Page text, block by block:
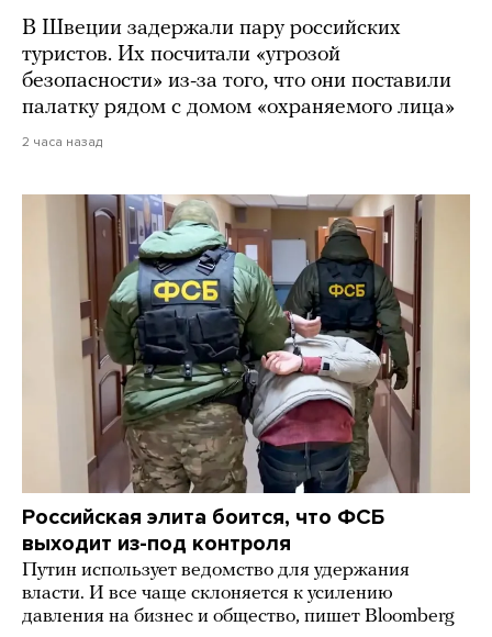
В Швеции задержали пару российских
туристов. Их посчитали «угрозой
безопасности» из-за того, что они поставили
палатку рядом с домом «охраняемого лица»
2 часа назад
Российская элита боится, что ФСБ
выходит из-под контроля
Путин использует ведомство для удержания
власти. И все чаще склоняется к усилению
давления на бизнес и общество, пишет Bloomberg